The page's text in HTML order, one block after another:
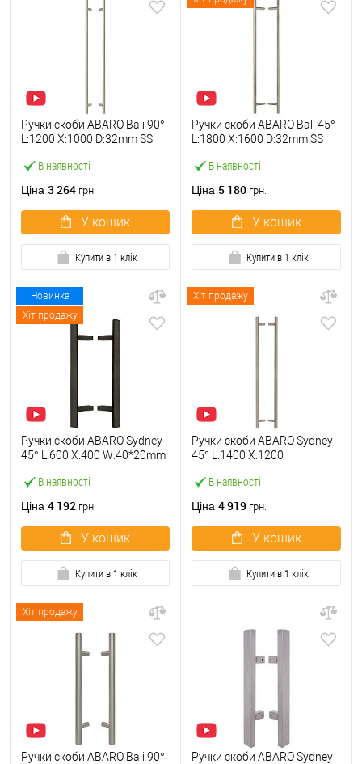
В наявності
Ручки скоби ABARO Bali 90°
L:1200 X:1000 D:32mm SS
Ціна 3 264 грн.
У кошик
Купити в 1 клік
В наявності
Ручки скоби ABARO Bali 45°
L:1800 X:1600 D:32mm SS
Ціна 5 180 грн.
У кошик
Купити в 1 клік
Новинка
Хіт продажу
В наявності
Ручки скоби ABARO Sydney
45° L:600 X:400 W:40*20mm
(комплект)
Ціна 4 192 грн.
У кошик
Купити в 1 клік
Хіт продажу
В наявності
Ручки скоби ABARO Sydney
45° L:1400 X:1200
сталь (комплект)
Ціна 4 919 грн.
У кошик
Купити в 1 клік
Хіт продажу
Ручки скоби ABARO Bali 90°
Ручки скоби ABARO Sydney